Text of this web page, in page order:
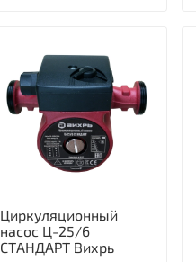
Циркуляционный
насос Ц-25/6
СТАНДАРТ Вихрь